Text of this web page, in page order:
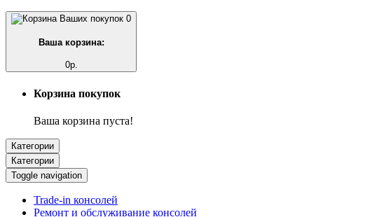
0
Ваша корзина:
0р.
Корзина покупок
Ваша корзина пуста!
Категории
Категории
Toggle navigation
Trade-in консолей
Ремонт и обслуживание консолей